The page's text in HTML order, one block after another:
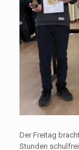
Der Freitag
Stunden